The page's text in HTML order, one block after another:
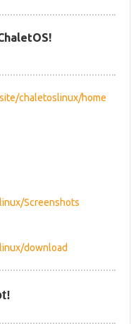
chaletoslinux/home
Screenshots
download